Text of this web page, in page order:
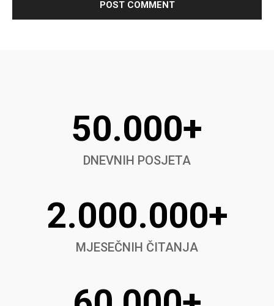
50.000+
DNEVNIH POSJETA
2.000.000+
MJESEČNIH ČITANJA